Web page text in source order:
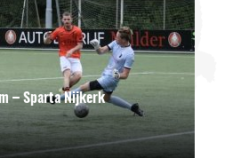
– Sparta Nijkerk